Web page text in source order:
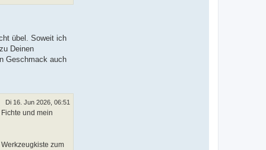
übel. Soweit ich
Deinen
Geschmack auch
Di 16. Jun 2026, 06:51
und mein
zum